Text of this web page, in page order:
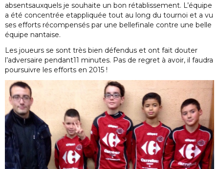
absentsauxquels je souhaite un bon rétablissement. L’équipe
a été concentrée etappliquée tout au long du tournoi et a vu
ses efforts récompensés par une bellefinale contre une belle
équipe nantaise.
Les joueurs se sont très bien défendus et ont fait douter
l’adversaire pendant11 minutes. Pas de regret à avoir, il faudra
poursuivre les efforts en 2015 !